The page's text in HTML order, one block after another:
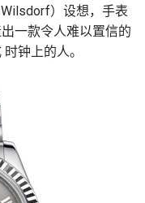
）设想，手表
一款令人难以置信的
钟上的人。